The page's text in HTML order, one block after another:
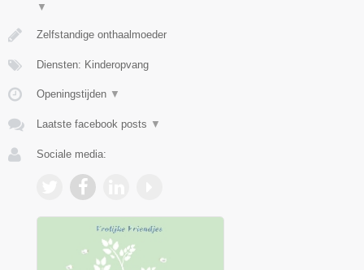
▼
Zelfstandige onthaalmoeder
Diensten: Kinderopvang
Openingstijden ▼
Laatste facebook posts ▼
Sociale media: